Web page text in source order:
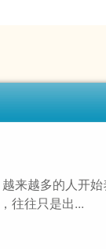
来越多的人开
往往只是出...